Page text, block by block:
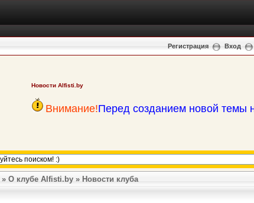
Регистрация Вход
Новости Alfisti.by
Внимание!Перед созданием новой темы
» О клубе Alfisti.by » Новости клуба